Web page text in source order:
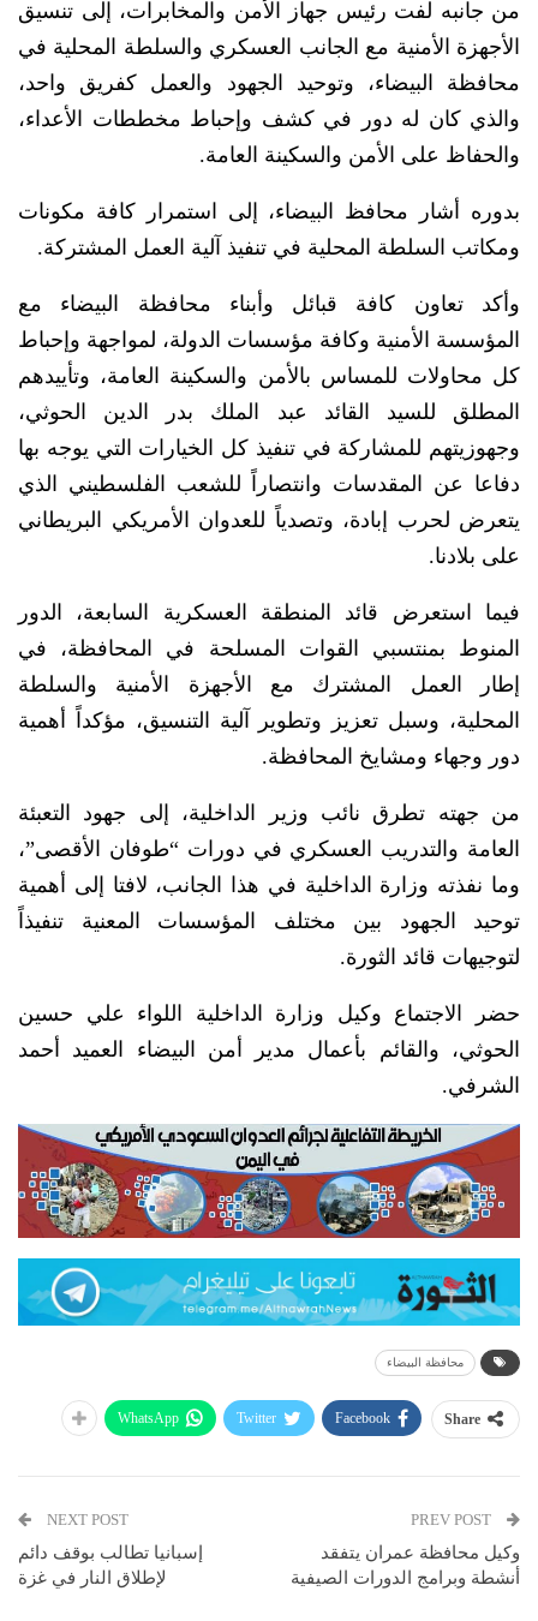
من جانبه لفت رئيس جهاز الأمن والمخابرات، إلى تنسيق
الأجهزة الأمنية مع الجانب العسكري والسلطة المحلية في
محافظة البيضاء، وتوحيد الجهود والعمل كفريق واحد،
والذي كان له دور في كشف وإحباط مخططات الأعداء،
والحفاظ على الأمن والسكينة العامة.
بدوره أشار محافظ البيضاء، إلى استمرار كافة مكونات
ومكاتب السلطة المحلية في تنفيذ آلية العمل المشتركة.
وأكد تعاون كافة قبائل وأبناء محافظة البيضاء مع
المؤسسة الأمنية وكافة مؤسسات الدولة، لمواجهة وإحباط
كل محاولات للمساس بالأمن والسكينة العامة، وتأييدهم
المطلق للسيد القائد عبد الملك بدر الدين الحوثي،
وجهوزيتهم للمشاركة في تنفيذ كل الخيارات التي يوجه بها
دفاعا عن المقدسات وانتصاراً للشعب الفلسطيني الذي
يتعرض لحرب إبادة، وتصدياً للعدوان الأمريكي البريطاني
على بلادنا.
فيما استعرض قائد المنطقة العسكرية السابعة، الدور
المنوط بمنتسبي القوات المسلحة في المحافظة، في
إطار العمل المشترك مع الأجهزة الأمنية والسلطة
المحلية، وسبل تعزيز وتطوير آلية التنسيق، مؤكداً أهمية
دور وجهاء ومشايخ المحافظة.
من جهته تطرق نائب وزير الداخلية، إلى جهود التعبئة
العامة والتدريب العسكري في دورات “طوفان الأقصى”،
وما نفذته وزارة الداخلية في هذا الجانب، لافتا إلى أهمية
توحيد الجهود بين مختلف المؤسسات المعنية تنفيذاً
لتوجيهات قائد الثورة.
حضر الاجتماع وكيل وزارة الداخلية اللواء علي حسين
الحوثي، والقائم بأعمال مدير أمن البيضاء العميد أحمد
الشرفي.
محافظة البيضاء
Share
Facebook
Twitter
WhatsApp
وكيل محافظة عمران يتفقد
أنشطة وبرامج الدورات الصيفية
NEXT POST
إسبانيا تطالب بوقف دائم
لإطلاق النار في غزة